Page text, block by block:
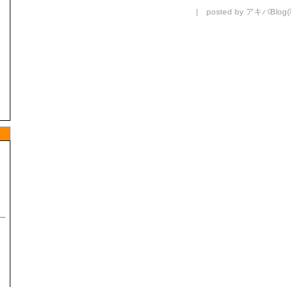
| posted by アキバBlog(